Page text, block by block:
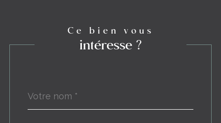
Ce bien vous
intéresse ?
par
*